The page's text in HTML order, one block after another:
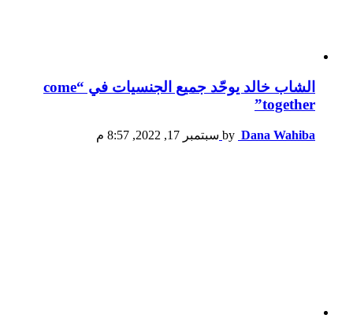
الشاب خالد يوحّد جميع الجنسيات في “come
together”
by Dana Wahiba سبتمبر 17, 2022, 8:57 م